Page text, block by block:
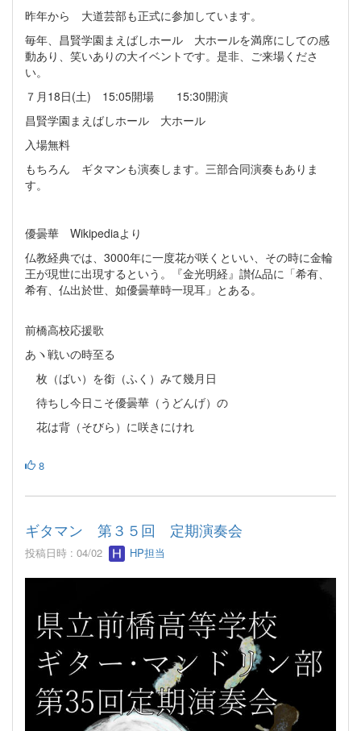
昨年から 大道芸部も正式に参加しています。
毎年、昌賢学園まえばしホール 大ホールを満席にしての感
動あり、笑いありの大イベントです。是非、ご来場くださ
い。
７月18日(土) 15:05開場 15:30開演
昌賢学園 まえばしホール 大ホール
入場無料
もちろん ギタマンも演奏します。三部合同演奏もありま
す。
優曇華 Wikipediaより
仏教経典では、3000年に一度花が咲くといい、その時に金輪
王が現世に出現するという。『金光明経』讃仏品に「希有、
希有、仏出於世、如優曇華時一現耳」とある。
前橋高校応援歌
あヽ戦いの時至る
枚（ばい）を銜（ふく）みて幾月日
待ちし今日こそ優曇華（うどんげ）の
花は背（そびら）に咲きにけれ
8
ギタマン 第３５回 定期演奏会
投稿日時 : 04/02 HP担当